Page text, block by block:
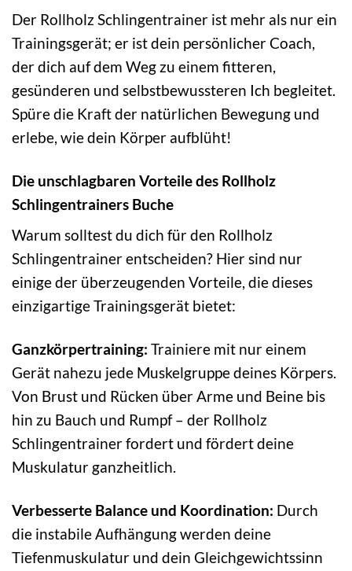
Der Rollholz Schlingentrainer ist mehr als nur ein
Trainingsgerät; er ist dein persönlicher Coach,
der dich auf dem Weg zu einem fitteren,
gesünderen und selbstbewussteren Ich begleitet.
Spüre die Kraft der natürlichen Bewegung und
erlebe, wie dein Körper aufblüht!
Die unschlagbaren Vorteile des Rollholz
Schlingentrainers Buche
Warum solltest du dich für den Rollholz
Schlingentrainer entscheiden? Hier sind nur
einige der überzeugenden Vorteile, die dieses
einzigartige Trainingsgerät bietet:
Ganzkörpertraining: Trainiere mit nur einem
Gerät nahezu jede Muskelgruppe deines Körpers.
Von Brust und Rücken über Arme und Beine bis
hin zu Bauch und Rumpf – der Rollholz
Schlingentrainer fordert und fördert deine
Muskulatur ganzheitlich.
Verbesserte Balance und Koordination: Durch
die instabile Aufhängung werden deine
Tiefenmuskulatur und dein Gleichgewichtssinn